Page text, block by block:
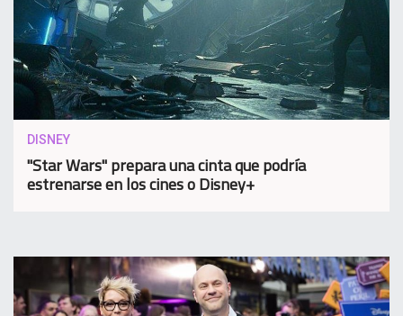
DISNEY
"Star Wars" prepara una cinta que podría
estrenarse en los cines o Disney+